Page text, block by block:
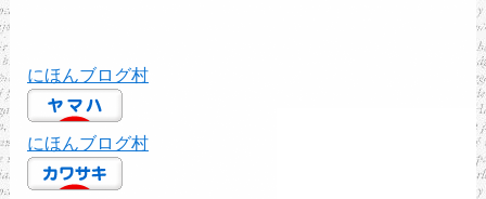
にほんブログ村
にほんブログ村